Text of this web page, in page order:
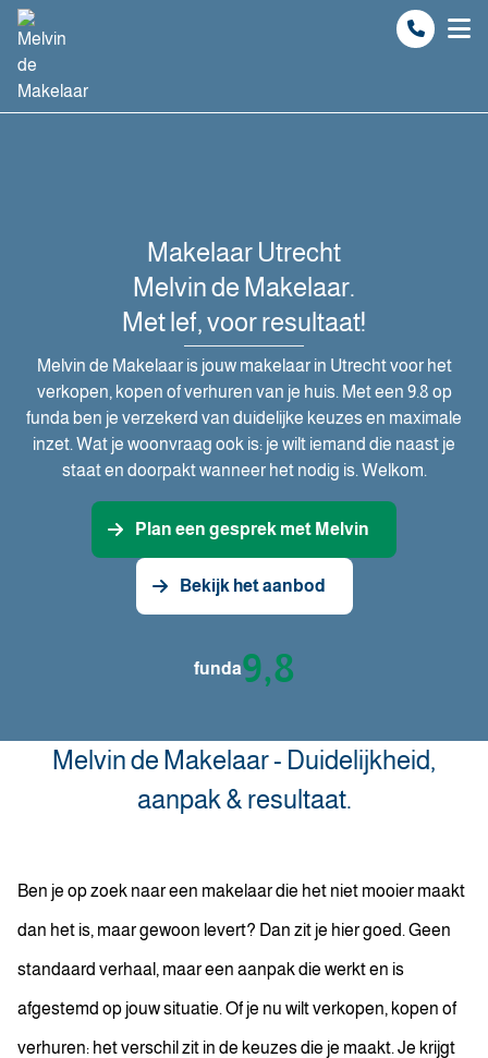
Spring naar inhoud
Makelaar Utrecht
Melvin de Makelaar.
Met lef, voor resultaat!
Melvin de Makelaar is jouw makelaar in Utrecht voor het
verkopen, kopen of verhuren van je huis. Met een 9.8 op
funda ben je verzekerd van duidelijke keuzes en maximale
inzet. Wat je woonvraag ook is: je wilt iemand die naast je
staat en doorpakt wanneer het nodig is. Welkom.
Plan een gesprek met Melvin
Bekijk het aanbod
funda9,8
Melvin de Makelaar - Duidelijkheid,
aanpak & resultaat.
Ben je op zoek naar een makelaar die het niet mooier maakt
dan het is, maar gewoon levert? Dan zit je hier goed. Geen
standaard verhaal, maar een aanpak die werkt en is
afgestemd op jouw situatie. Of je nu wilt verkopen, kopen of
verhuren: het verschil zit in de keuzes die je maakt. Je krijgt